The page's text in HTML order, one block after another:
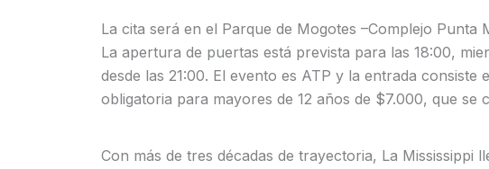
La cita será en el Parque de Mogotes –Complejo Punta
La apertura de puertas está prevista para las 18:00,
desde las 21:00. El evento es ATP y la entrada consiste
obligatoria para mayores de 12 años de $7.000, que se
Con más de tres décadas de trayectoria, La Mississippi